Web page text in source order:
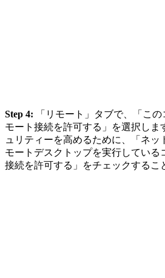
Step 4: 「リモート」タブで、「こ
モート接続を許可する」を選択しま
ュリティーを高めるために、「ネッ
モートデスクトップを実行している
接続を許可する」をチェックするこ